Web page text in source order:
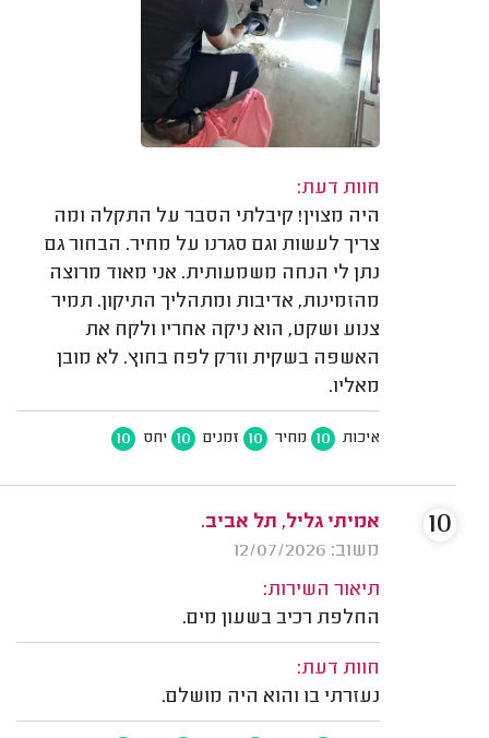
חוות דעת:
היה מצוין! קיבלתי הסבר על התקלה ומה
צריך לעשות וגם סגרנו על מחיר. הבחור גם
נתן לי הנחה משמעותית. אני מאוד מרוצה
מהזמינות, אדיבות ומתהליך התיקון. תמיר
צנוע ושקט, הוא ניקה אחריו ולקח את
האשפה בשקית וזרק לפח בחוץ. לא מובן
מאליו.
איכות 10 מחיר 10 זמנים 10 יחס 10
אמיתי גליל, תל אביב.
משוב: 12/07/2026
תיאור השירות:
החלפת רכיב בשעון מים.
חוות דעת:
נעזרתי בו והוא היה מושלם.
10